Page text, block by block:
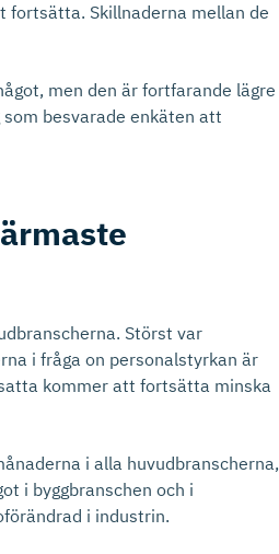
fortsätta. Skillnaderna mellan de
men den är fortfarande lägre
besvarade enkäten att
Störst var
i fråga on personalstyrkan är
kommer att fortsätta minska
i alla huvudbranscherna,
i byggbranschen och i
i industrin.